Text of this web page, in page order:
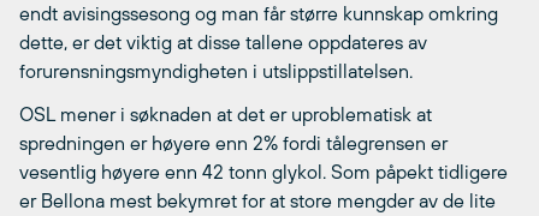
endt avisingssesong og man får større kunnskap omkring
dette, er det viktig at disse tallene oppdateres av
forurensningsmyndigheten i utslippstillatelsen.
OSL mener i søknaden at det er uproblematisk at
spredningen er høyere enn 2% fordi tålegrensen er
vesentlig høyere enn 42 tonn glykol. Som påpekt tidligere
er Bellona mest bekymret for at store mengder av de lite